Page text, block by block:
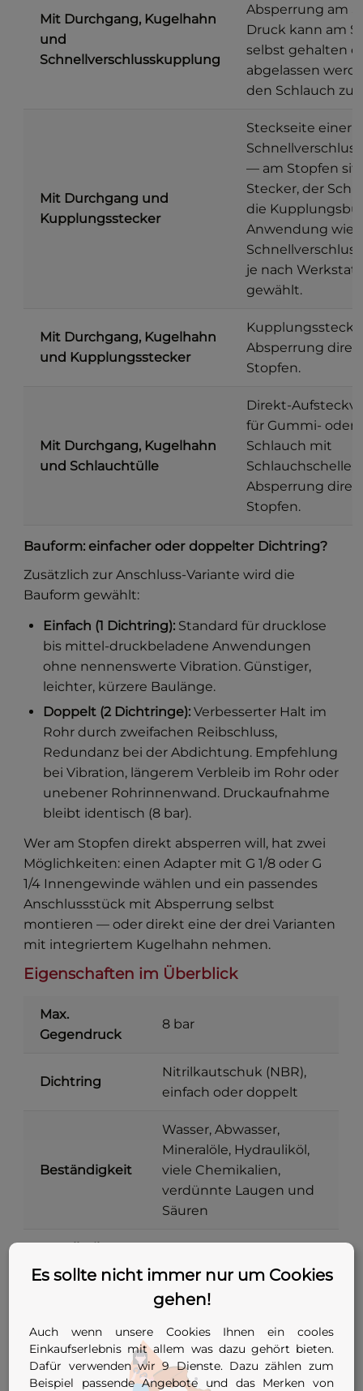
Mit Durchgang, Kugelhahn
und
Schnellverschlusskupplung
Absperrung am
Druck kann am
selbst gehalten
abgelassen
den Schlauch zu
Mit Durchgang und
Kupplungsstecker
Steckseite einer
— am Stopfen
Stecker, der
die
Anwendung wie
je nach
gewählt.
Mit Durchgang, Kugelhahn
und Kupplungsstecker
Absperrung
Stopfen.
Mit Durchgang, Kugelhahn
und Schlauchtülle
Direkt-
für Gummi- oder
Schlauch mit
Schlauchschelle,
Absperrung
Stopfen.
Bauform: einfacher oder doppelter Dichtring?
Zusätzlich zur Anschluss-Variante wird die
Bauform gewählt:
Einfach (1 Dichtring): Standard für drucklose
bis mittel-druckbeladene Anwendungen
ohne nennenswerte Vibration. Günstiger,
leichter, kürzere Baulänge.
Doppelt (2 Dichtringe): Verbesserter Halt im
Rohr durch zweifachen Reibschluss,
Redundanz bei der Abdichtung. Empfehlung
bei Vibration, längerem Verbleib im Rohr oder
unebener Rohrinnenwand. Druckaufnahme
bleibt identisch (8 bar).
Wer am Stopfen direkt absperren will, hat zwei
Möglichkeiten: einen Adapter mit G 1/8 oder G
1/4 Innengewinde wählen und ein passendes
Anschlussstück mit Absperrung selbst
montieren — oder direkt eine der drei Varianten
mit integriertem Kugelhahn nehmen.
Eigenschaften im Überblick
Max.
Gegendruck
8 bar
Dichtring
Nitrilkautschuk (NBR),
einfach oder doppelt
Beständigkeit
Wasser, Abwasser,
Mineralöle, Hydrauliköl,
viele Chemikalien,
verdünnte Laugen und
Säuren
Metallteile Stahl verzinkt
Stopfen mit zentraler
Spannschraube, einfach
oder doppelt
Einsatzbereich
Innendurchmesser 11,8
bis 99 mm
Es sollte nicht immer nur um Cookies
gehen!
Auch wenn unsere Cookies Ihnen ein cooles
Einkaufserlebnis mit allem was dazu gehört bieten.
Dafür verwenden wir 9 Dienste. Dazu zählen zum
Beispiel passende Angebote und das Merken von